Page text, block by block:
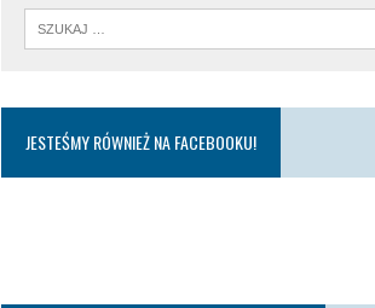
JESTEŚMY RÓWNIEŻ NA FACEBOOKU!